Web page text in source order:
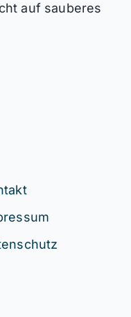
auf sauberes